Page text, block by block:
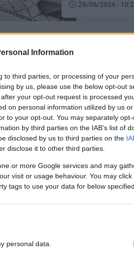
Information
to third parties, or processing of your
by us, please use the below opt-out
your opt-out request is processed
on personal information utilized by us
to your opt-out. You may separately
by third parties on the IAB’s list of
disclosed by us to third parties on the
disclose it to other third parties.
or more Google services and may
visit or usage behaviour. You may
tags to use your data for below
personal data.
29/06/2026 -
ΕΙΔΗΣΕΙΣ
Voucher
και ποιοι
Χωρίς
Όλους», καθώς οι
πίνακες των μη
χειμερινής
29/06/2026 -